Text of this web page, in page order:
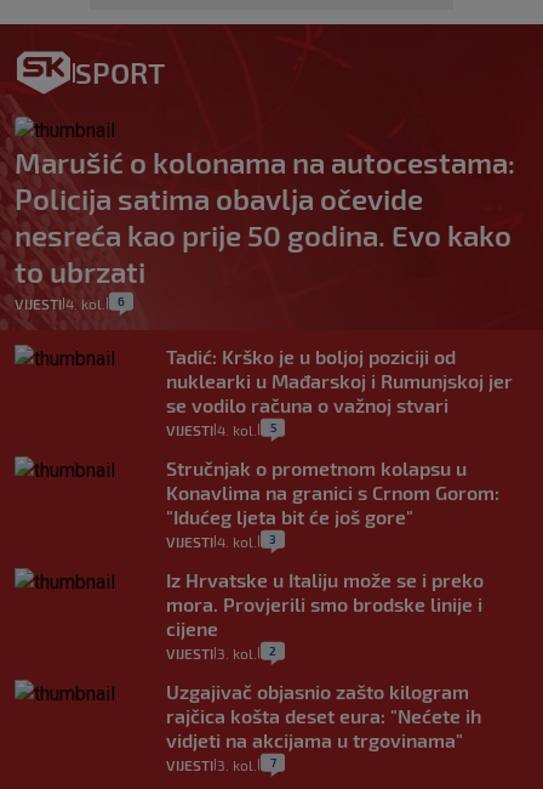
SPORT
Marušić o kolonama na autocestama:
Policija satima obavlja očevide
nesreća kao prije 50 godina. Evo kako
to ubrzati
VIJESTI 4. kol. 6
Tadić: Krško je u boljoj poziciji od
nuklearki u Mađarskoj i Rumunjskoj jer
se vodilo računa o važnoj stvari
VIJESTI 4. kol. 5
Stručnjak o prometnom kolapsu u
Konavlima na granici s Crnom Gorom:
"Idućeg ljeta bit će još gore"
VIJESTI 4. kol. 3
Iz Hrvatske u Italiju može se i preko
mora. Provjerili smo brodske linije i
cijene
VIJESTI 3. kol. 2
Uzgajivač objasnio zašto kilogram
rajčica košta deset eura: "Nećete ih
vidjeti na akcijama u trgovinama"
VIJESTI 3. kol. 7